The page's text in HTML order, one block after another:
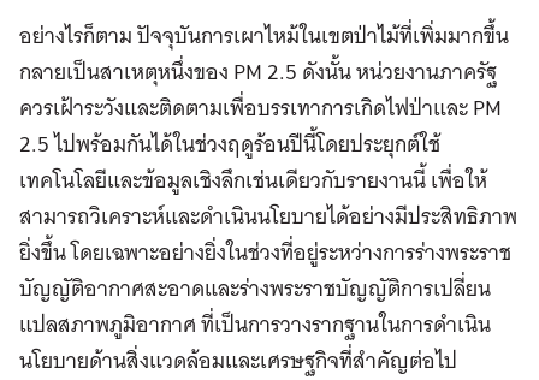
อย่างไรก็ตาม ปัจจุบันการเผาไหม้ในเขตป่าไม้ที่เพิ่มมากขึ้น
กลายเป็นสาเหตุหนึ่งของ PM 2.5 ดังนั้น หน่วยงานภาครัฐ
ควรเฝ้าระวังและติดตามเพื่อบรรเทาการเกิดไฟป่าและ PM
2.5 ไปพร้อมกันได้ในช่วงฤดูร้อนปีนี้โดยประยุกต์ใช้
เทคโนโลยีและข้อมูลเชิงลึกเช่นเดียวกับรายงานนี้ เพื่อให้
สามารถวิเคราะห์และดำเนินนโยบายได้อย่างมีประสิทธิภาพ
ยิ่งขึ้น โดยเฉพาะอย่างยิ่งในช่วงที่อยู่ระหว่างการร่างพระราช
บัญญัติอากาศสะอาดและร่างพระราชบัญญัติการเปลี่ยน
แปลสภาพภูมิอากาศ ที่เป็นการวางรากฐานในการดำเนิน
นโยบายด้านสิ่งแวดล้อมและเศรษฐกิจที่สำคัญต่อไป